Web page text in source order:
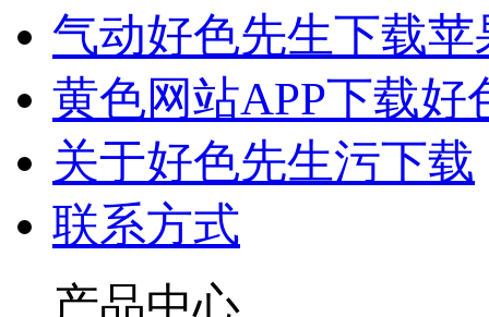
气动好色先生下载
黄色网站APP下载好
关于好色先生污下载
联系方式
产品中心